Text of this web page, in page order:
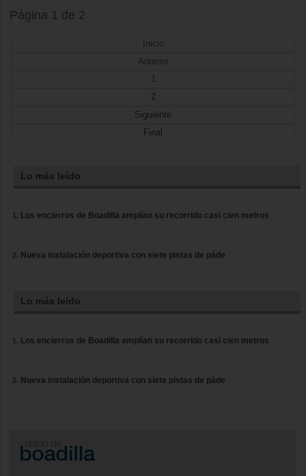
Página 1 de 2
Inicio
Anterior
1
2
Siguiente
Final
Lo más leído
Los encierros de Boadilla amplían su recorrido casi cien metros
Nueva instalación deportiva con siete pistas de páde
Lo más leído
Los encierros de Boadilla amplían su recorrido casi cien metros
Nueva instalación deportiva con siete pistas de páde